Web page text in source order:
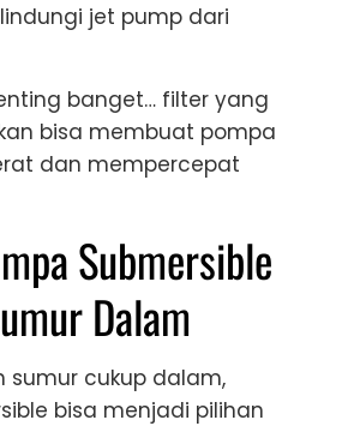
jet pump dari
banget… filter yang
bisa membuat pompa
dan mempercepat
Submersible
Dalam
sumur cukup dalam,
bisa menjadi pilihan